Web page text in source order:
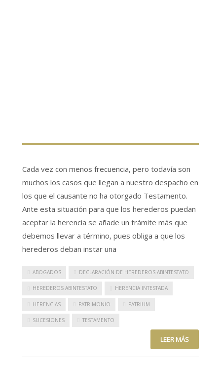
Cada vez con menos frecuencia, pero todavía son
muchos los casos que llegan a nuestro despacho en
los que el causante no ha otorgado Testamento.
Ante esta situación para que los herederos puedan
aceptar la herencia se añade un trámite más que
debemos llevar a término, pues obliga a que los
herederos deban instar una
ABOGADOS DECLARACIÓN DE HEREDEROS ABINTESTATO
HEREDEROS ABINTESTATO HERENCIA INTESTADA
HERENCIAS PATRIMONIO PATRIUM
SUCESIONES TESTAMENTO
LEER MÁS